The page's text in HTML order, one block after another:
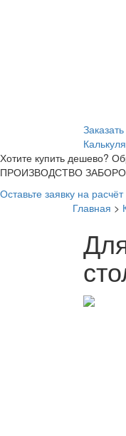
Хотите купить дешево?
ПРОИЗВОДСТВО
Оставьте заявку на
Главная >